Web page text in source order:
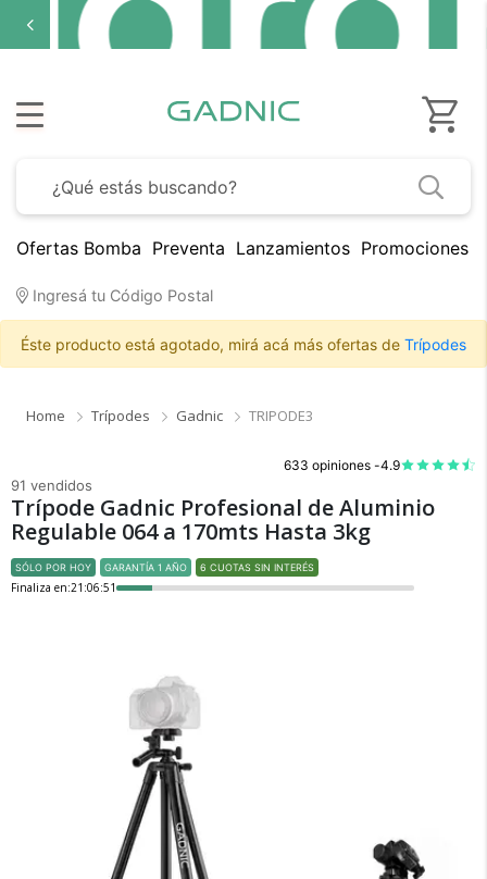
Ofertas Bomba Preventa Lanzamientos Promociones
Ingresá tu Código Postal
Éste producto está agotado, mirá acá más ofertas de Trípodes
Home Trípodes Gadnic TRIPODE3
633 opiniones -4.9
91 vendidos
Trípode Gadnic Profesional de Aluminio
Regulable 064 a 170mts Hasta 3kg
SÓLO POR HOY GARANTÍA 1 AÑO 6 CUOTAS SIN INTERÉS
Finaliza en:21:06:51